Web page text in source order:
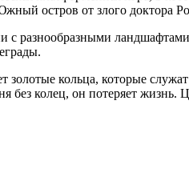
остров от злого доктора
с разнообразными
золотые кольца, которые
без колец, он потеряет